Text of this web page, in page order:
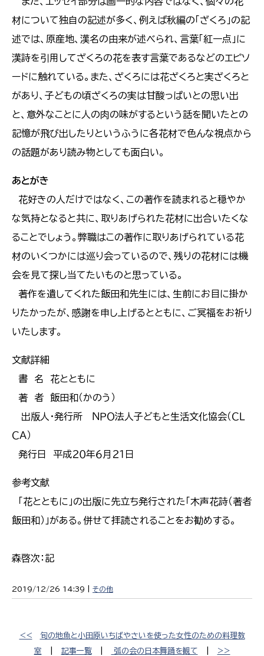
材について独自の記述が多く、例えば秋編の「ざくろ」の記
述では、原産地、漢名の由来が述べられ、言葉「紅一点」に
漢詩を引用してざくろの花を表す言葉であるなどのエピソ
ードに触れている。また、ざくろには花ざくろと実ざくろと
があり、子どもの頃ざくろの実は甘酸っぱいとの思い出
と、意外なことに人の肉の味がするという話を聞いたとの
記憶が飛び出したりというふうに各花材で色んな視点から
の話題があり読み物としても面白い。
あとがき
花好きの人だけではなく、この著作を読まれると穏やか
な気持となると共に、取りあげられた花材に出合いたくな
ることでしょう。弊職はこの著作に取りあげられている花
材のいくつかには巡り会っているので、残りの花材には機
会を見て探し当てたいものと思っている。
著作を遺してくれた飯田和先生には、生前にお目に掛か
りたかったが、感謝を申し上げるとともに、ご冥福をお祈り
いたします。
文献詳細
書 名 花とともに
著 者 飯田和（かのう）
出版人・発行所 ＮＰＯ法人子どもと生活文化協会（ＣＬ
ＣＡ）
発行日 平成２０年６月２１日
参考文献
「花とともに」の出版に先立ち発行された「木声花詩（著者
飯田和）」がある。併せて拝読されることをお勧めする。
森啓次：記
2019/12/26 14:39 | その他
<<
旬の地魚と小田原いちばやさいを使った女性のための料理教
室
記事一覧| 弧の会の日本舞踊を観て >>